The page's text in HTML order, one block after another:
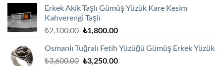
Erkek Akik Taşlı Gümüş Yüzük Kare Kesim
Kahverengi Taşlı
₺2,100.00 Orijinal
₺2,100.00.
₺1,800.00Şu
fiyat:
₺1,800.00.
Osmanlı Tuğralı Fetih Yüzüğü Gümüş Erkek Yüzük
₺3,600.00 Orijinal
₺3,250.00Şu